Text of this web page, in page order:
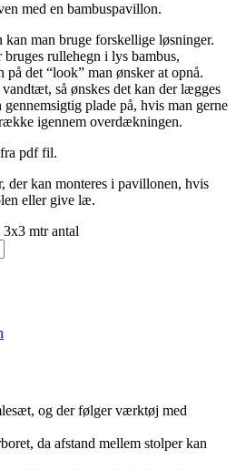
med en bambuspavillon.
man bruge forskellige løsninger.
rullehegn i lys bambus,
på det “look” man ønsker at opnå.
så ønskes det kan der lægges
plade på, hvis man gerne
igennem overdækningen.
pdf fil.
der kan monteres i pavillonen, hvis
eller give læ.
mtr antal
og der følger værktøj med
da afstand mellem stolper kan